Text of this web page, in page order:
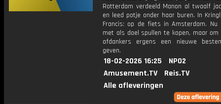
Rotterdam verdeeld Manon al twaalf
en leed potje onder haar buren. In
Francis: op de fiets in Amsterdam. Nu
met als doel spullen te kopen, maar om
afdankers ergens een nieuwe
geven.
18-02-2026 16:25
NPO2
Amusement.TV
Reis.TV
Alle afleveringen